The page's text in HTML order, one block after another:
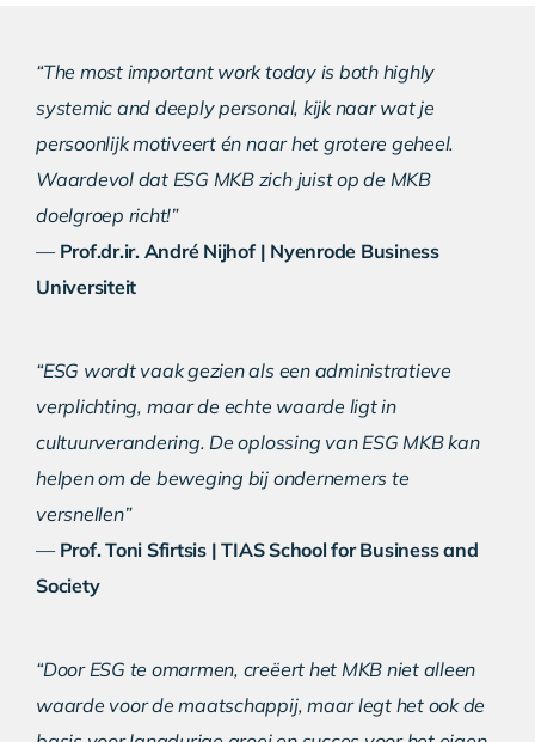
“The most important work today is both highly
systemic and deeply personal, kijk naar wat je
persoonlijk motiveert én naar het grotere geheel.
Waardevol dat ESG MKB zich juist op de MKB
doelgroep richt!”
— Prof.dr.ir. André Nijhof | Nyenrode Business
Universiteit
“ESG wordt vaak gezien als een administratieve
verplichting, maar de echte waarde ligt in
cultuurverandering. De oplossing van ESG MKB kan
helpen om de beweging bij ondernemers te
versnellen”
— Prof. Toni Sfirtsis | TIAS School for Business and
Society
“Door ESG te omarmen, creëert het MKB niet alleen
waarde voor de maatschappij, maar legt het ook de